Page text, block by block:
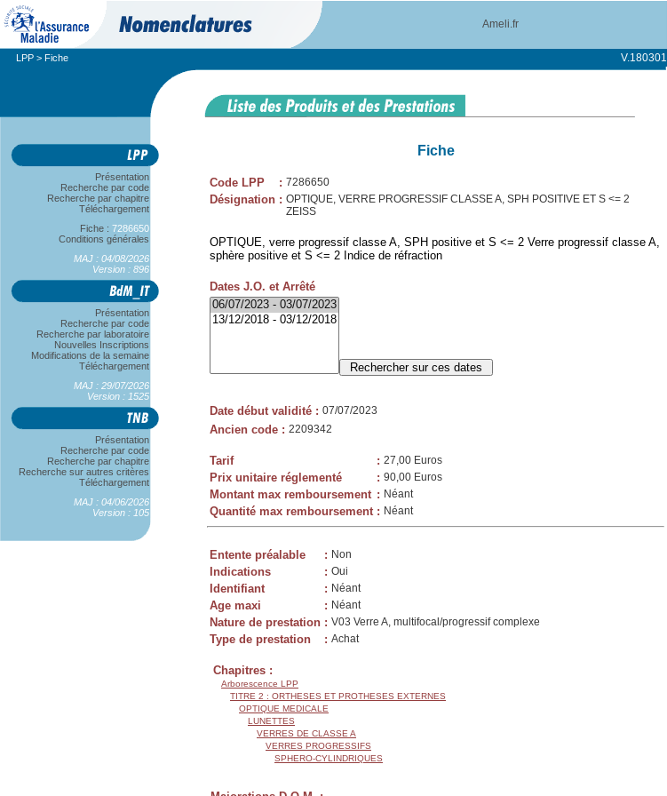
Ameli.fr
LPP > Fiche V.180301
Présentation
Recherche par code
Recherche par chapitre
Téléchargement
Fiche : 7286650
Conditions générales
MAJ : 04/08/2026
Version : 896
Présentation
Recherche par code
Recherche par laboratoire
Nouvelles Inscriptions
Modifications de la semaine
Téléchargement
MAJ : 29/07/2026
Version : 1525
Présentation
Recherche par code
Recherche par chapitre
Recherche sur autres critères
Téléchargement
MAJ : 04/06/2026
Version : 105
Fiche
Code LPP : 7286650
Désignation : OPTIQUE, VERRE PROGRESSIF CLASSE A, SPH POSITIVE ET S <= 2
ZEISS
OPTIQUE, verre progressif classe A, SPH positive et S <= 2 Verre progressif classe A,
sphère positive et S <= 2 Indice de réfraction
Dates J.O. et Arrêté
Date début validité : 07/07/2023
Ancien code : 2209342
Tarif : 27,00 Euros
Prix unitaire réglementé : 90,00 Euros
Montant max remboursement : Néant
Quantité max remboursement : Néant
Entente préalable : Non
Indications : Oui
Identifiant : Néant
Age maxi : Néant
Nature de prestation : V03 Verre A, multifocal/progressif complexe
Type de prestation : Achat
Chapitres :
Arborescence LPP
TITRE 2 : ORTHESES ET PROTHESES EXTERNES
OPTIQUE MEDICALE
LUNETTES
VERRES DE CLASSE A
VERRES PROGRESSIFS
SPHERO-CYLINDRIQUES